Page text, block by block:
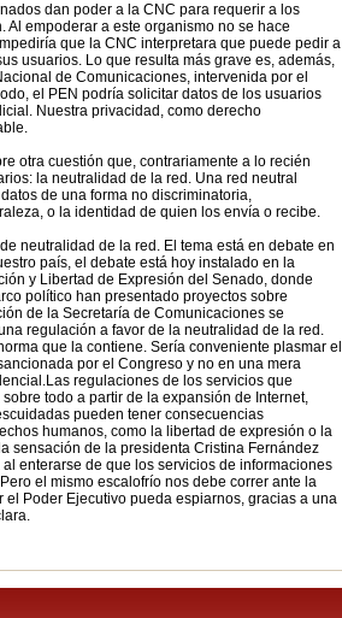
dan poder a la CNC para requerir a los
empoderar a este organismo no se hace
que la CNC interpretara que puede pedir a
usuarios. Lo que resulta más grave es, además,
de Comunicaciones, intervenida por el
el PEN podría solicitar datos de los usuarios
Nuestra privacidad, como derecho
otra cuestión que, contrariamente a lo recién
la neutralidad de la red. Una red neutral
de una forma no discriminatoria,
o la identidad de quien los envía o recibe.
neutralidad de la red. El tema está en debate en
país, el debate está hoy instalado en la
y Libertad de Expresión del Senado, donde
político han presentado proyectos sobre
de la Secretaría de Comunicaciones se
regulación a favor de la neutralidad de la red.
que la contiene. Sería conveniente plasmar el
por el Congreso y no en una mera
regulaciones de los servicios que
todo a partir de la expansión de Internet,
pueden tener consecuencias
humanos, como la libertad de expresión o la
sensación de la presidenta Cristina Fernández
enterarse de que los servicios de informaciones
el mismo escalofrío nos debe correr ante la
Poder Ejecutivo pueda espiarnos, gracias a una